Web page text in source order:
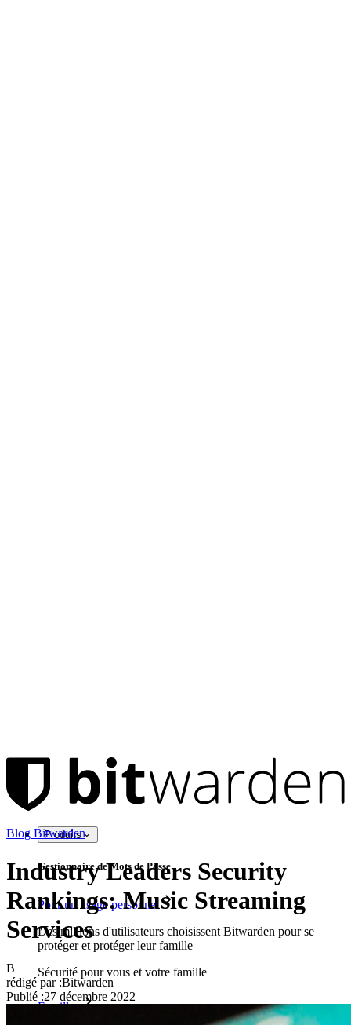
Produits
Gestionnaire de Mots de Passe
Pour un usage personnel
Des millions d'utilisateurs choisissent Bitwarden pour se
protéger et protéger leur famille
Sécurité pour vous et votre famille
Familles
Blog Bitwarden
Industry Leaders Security
Rankings: Music Streaming
Services
B
rédigé par :Bitwarden
Publié :27 décembre 2022